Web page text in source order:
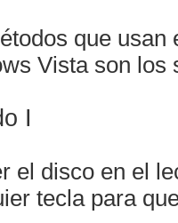
que usan
Vista son los
I
el disco en el
tecla para